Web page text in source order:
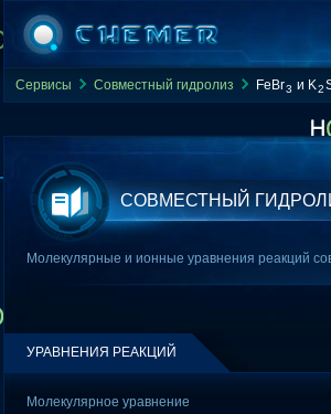
Сервисы Совместный гидролиз FeBr3 и K2
СОВМЕСТНЫЙ
Молекулярные и ионные уравнения реакций
УРАВНЕНИЯ РЕАКЦИЙ
Молекулярное уравнение